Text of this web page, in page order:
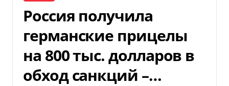
Россия получила
германские прицелы
на 800 тыс. долларов в
обход санкций –…